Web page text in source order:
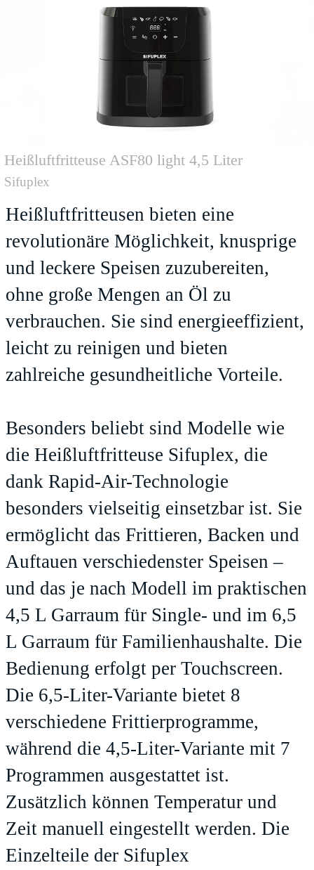
Heißluftfritteuse ASF80 light 4,5 Liter
Sifuplex
Heißluftfritteusen bieten eine
revolutionäre Möglichkeit, knusprige
und leckere Speisen zuzubereiten,
ohne große Mengen an Öl zu
verbrauchen. Sie sind energieeffizient,
leicht zu reinigen und bieten
zahlreiche gesundheitliche Vorteile.
Besonders beliebt sind Modelle wie
die Heißluftfritteuse Sifuplex, die
dank Rapid-Air-Technologie
besonders vielseitig einsetzbar ist. Sie
ermöglicht das Frittieren, Backen und
Auftauen verschiedenster Speisen –
und das je nach Modell im praktischen
4,5 L Garraum für Single- und im 6,5
L Garraum für Familienhaushalte. Die
Bedienung erfolgt per Touchscreen.
Die 6,5-Liter-Variante bietet 8
verschiedene Frittierprogramme,
während die 4,5-Liter-Variante mit 7
Programmen ausgestattet ist.
Zusätzlich können Temperatur und
Zeit manuell eingestellt werden. Die
Einzelteile der Sifuplex